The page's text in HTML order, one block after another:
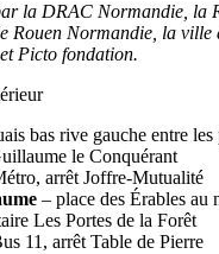
la DRAC Normandie, la
Rouen Normandie, la ville
Picto fondation.
bas rive gauche entre les
le Conquérant
arrêt Joffre-Mutualité
– place des Érables au
Les Portes de la Forêt
11, arrêt Table de Pierre